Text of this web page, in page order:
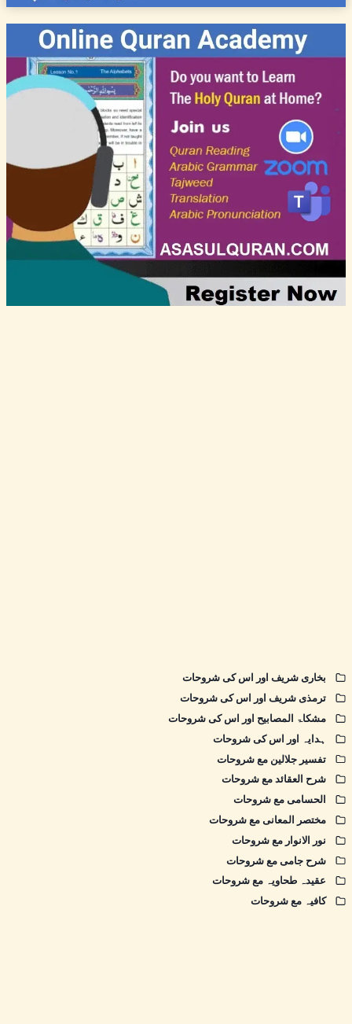
بخاری شریف اور اس کی شروحات
ترمذی شریف اور اس کی شروحات
مشکاۃ المصابیح اور اس کی شروحات
ہدایہ اور اس کی شروحات
تفسیر جلالین مع شروحات
شرح العقائد مع شروحات
الحسامی مع شروحات
مختصر المعانی مع شروحات
نور الانوار مع شروحات
شرح جامی مع شروحات
عقیدہ طحاویہ مع شروحات
کافیہ مع شروحات